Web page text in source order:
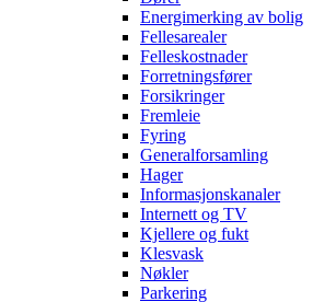
Energimerking av bolig
Fellesarealer
Felleskostnader
Forretningsfører
Forsikringer
Fremleie
Fyring
Generalforsamling
Hager
Informasjonskanaler
Internett og TV
Kjellere og fukt
Klesvask
Nøkler
Parkering